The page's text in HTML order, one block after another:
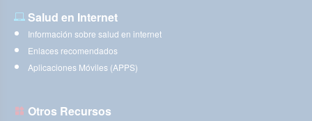
Salud en Internet
Información sobre salud en internet
Enlaces recomendados
Aplicaciones Móviles (APPS)
Otros Recursos